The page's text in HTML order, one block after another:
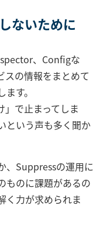
ないために
、Configな
スの情報をまとめて
す。
」で止まってしま
という声も多く聞か
、Suppressの運用に
ものに課題があるの
力が求められま